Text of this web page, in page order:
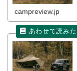
campreview.jp